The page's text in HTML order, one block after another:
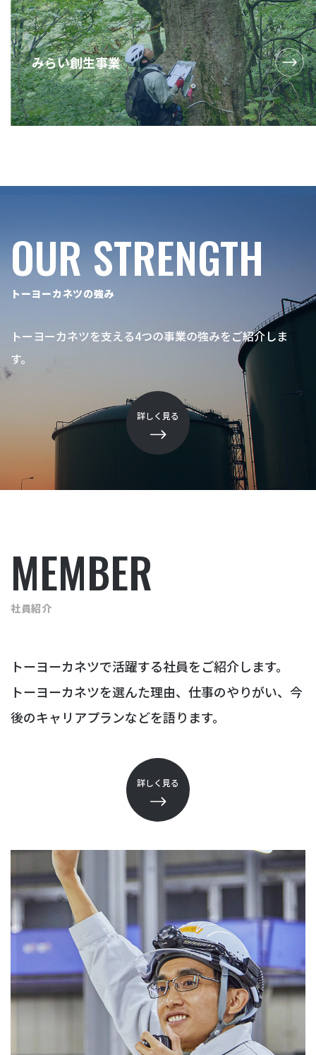
採用基本情報
みらい創生事業
OUR STRENGTH
トーヨーカネツの強み
トーヨーカネツを支える4つの事業の強みをご紹介しま
す。
詳しく見る
MEMBER
社員紹介
トーヨーカネツで活躍する社員をご紹介します。
トーヨーカネツを選んた理由、仕事のやりがい、今
後のキャリアプランなどを語ります。
詳しく見る